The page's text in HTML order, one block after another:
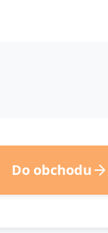
Do obchodu